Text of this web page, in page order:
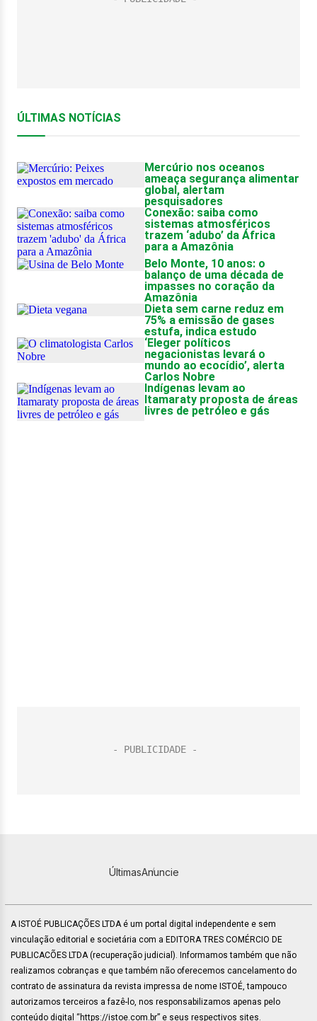
ÚltimasAnuncie
A ISTOÉ PUBLICAÇÕES LTDA é um portal digital independente e sem
vinculação editorial e societária com a EDITORA TRES COMÉRCIO DE
PUBLICACÕES LTDA (recuperação judicial). Informamos também que não
realizamos cobranças e que também não oferecemos cancelamento do
contrato de assinatura da revista impressa de nome ISTOÉ, tampouco
autorizamos terceiros a fazê-lo, nos responsabilizamos apenas pelo
conteúdo digital “https://istoe.com.br” e seus respectivos sites.